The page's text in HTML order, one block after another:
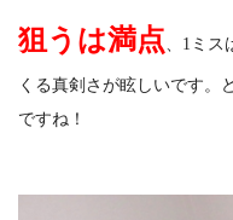
狙うは満点、1ミス
くる真剣さが眩しいです。
ですね！